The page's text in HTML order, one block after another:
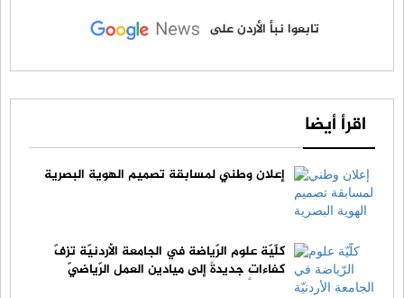
تابعوا نبأ الأردن على
اقرأ أيضا
إعلان وطني لمسابقة تصميم الهوية البصرية
كلّيّة علوم الرّياضة في الجامعة الأردنيّة تزفّ
كفاءاتٍ جديدةً إلى ميادين العمل الرّياضيّ